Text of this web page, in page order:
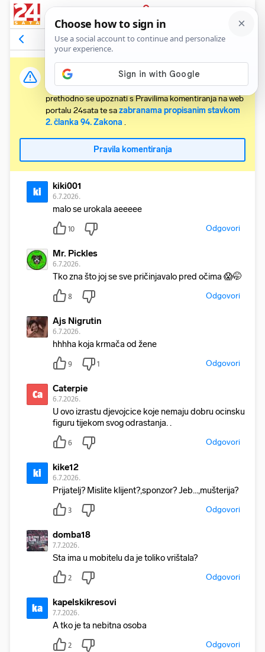
PRIJAVA
Komentari21 Relevantni
Važna obavijest:
Svaki korisnik koji želi komentirati članke obvezan je
prethodno se upoznati s Pravilima komentiranja na web
portalu 24sata te sazabranama propisanim stavkom
2. članka 94. Zakona .
Pravila komentiranja
ki kiki001
6.7.2026.
malo se urokala aeeeee
10 Odgovori
Mr. Pickles
6.7.2026.
Tko zna što joj se sve pričinjavalo pred očima 😱🤭
8 Odgovori
Ajs Nigrutin
6.7.2026.
hhhha koja krmača od žene
9 1 Odgovori
Ca Caterpie
6.7.2026.
U ovo izrastu djevojcice koje nemaju dobru ocinsku
figuru tijekom svog odrastanja. .
6 Odgovori
ki kike12
6.7.2026.
Prijatelj? Mislite klijent?,sponzor? Jeb…,mušterija?
3 Odgovori
domba18
7.7.2026.
Sta ima u mobitelu da je toliko vrištala?
2 Odgovori
ka kapelskikresovi
7.7.2026.
A tko je ta nebitna osoba
2 Odgovori